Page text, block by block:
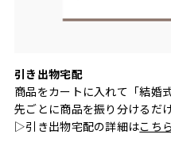
引き出物宅配
商品をカートに入れて「結婚
先ごとに商品を振り分けるだ
▷引き出物宅配の詳細はこちら